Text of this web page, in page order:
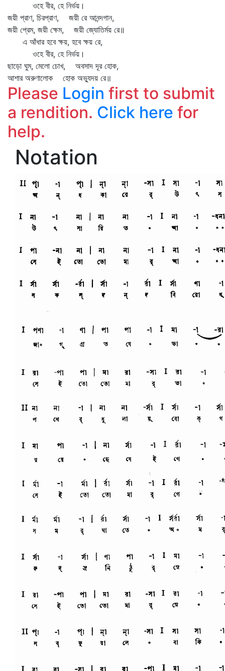
ওহে বীর, হে নির্ভয়।
জয়ী প্রাণ, চিরপ্রাণ, জয়ী রে আনন্দগান,
জয়ী প্রেম, জয়ী ক্ষেম, জয়ী জ্যোতির্ময় রে॥
এ আঁধার হবে ক্ষয়, হবে ক্ষয় রে,
ওহে বীর, হে নির্ভয়।
ছাড়ো ঘুম, মেলো চোখ, অবসাদ দূর হোক,
আশার অরুণালোক হোক অভ্যুদয় রে॥
Please Login first to submit
a rendition. Click here for
help.
Notation